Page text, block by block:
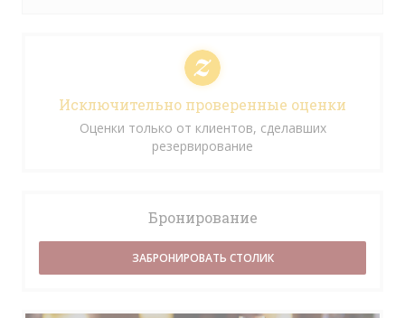
Исключительно проверенные оценки
Оценки только от клиентов, сделавших
резервирование
Бронирование
ЗАБРОНИРОВАТЬ СТОЛИК